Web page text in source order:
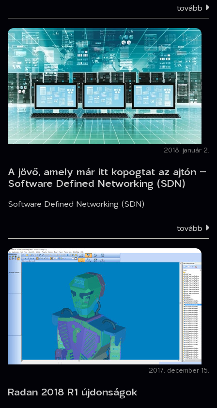
tovább
2018. január 2.
A jövő, amely már itt kopogtat az ajtón –
Software Defined Networking (SDN)
Software Defined Networking (SDN)
tovább
2017. december 15.
Radan 2018 R1 újdonságok